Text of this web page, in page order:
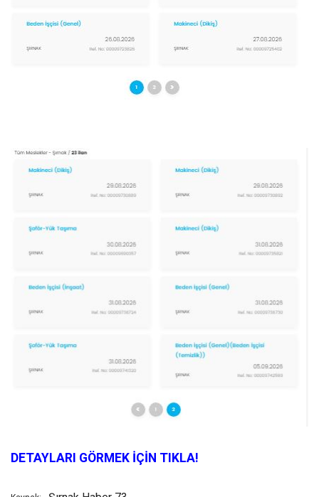
DETAYLARI GÖRMEK İÇİN TIKLA!